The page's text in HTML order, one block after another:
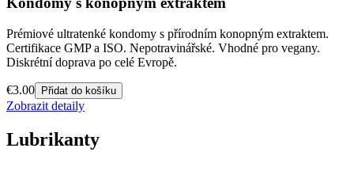
Prémiové ultratenké kondomy s přírodním konopným extraktem.
Certifikace GMP a ISO. Nepotravinářské. Vhodné pro vegany.
Diskrétní doprava po celé Evropě.
€3.00 Přidat do košíku
Zobrazit detaily
Lubrikanty